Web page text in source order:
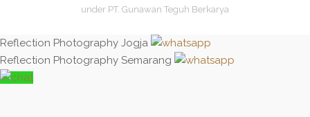
under PT. Gunawan Teguh Berkarya
Reflection Photography Jogja
Reflection Photography Semarang